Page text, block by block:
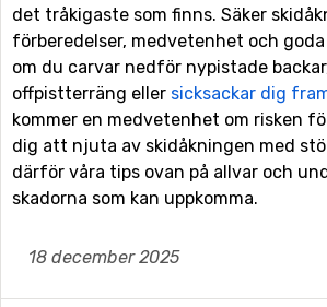
det tråkigaste som finns. Säker
förberedelser, medvetenhet och
om du carvar nedför nypistade
offpistterräng eller sicksackar dig
kommer en medvetenhet om risken
dig att njuta av skidåkningen med
därför våra tips ovan på allvar och
skadorna som kan uppkomma.
18 december 2025